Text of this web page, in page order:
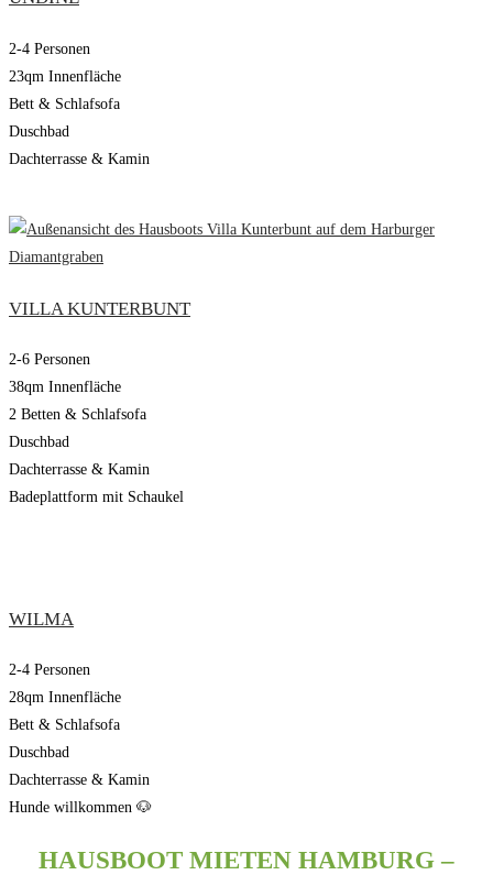
2-4 Personen
23qm Innenfläche
Bett & Schlafsofa
Duschbad
Dachterrasse & Kamin
VILLA KUNTERBUNT
2-6 Personen
38qm Innenfläche
2 Betten & Schlafsofa
Duschbad
Dachterrasse & Kamin
Badeplattform mit Schaukel
WILMA
2-4 Personen
28qm Innenfläche
Bett & Schlafsofa
Duschbad
Dachterrasse & Kamin
Hunde willkommen 🐶
HAUSBOOT MIETEN HAMBURG –